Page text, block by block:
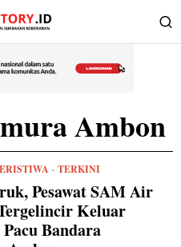
Ambon
· TERKINI
Pesawat SAM Air
Keluar
Bandara